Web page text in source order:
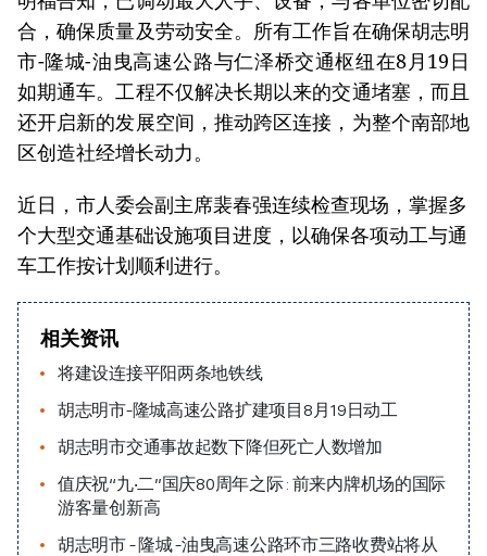
合，确保质量及劳动安全。所有工作旨在确保胡志明
市-隆城-油曳高速公路与仁泽桥交通枢纽在8月19日
如期通车。工程不仅解决长期以来的交通堵塞，而且
还开启新的发展空间，推动跨区连接，为整个南部地
区创造社经增长动力。
近日，市人委会副主席裴春强连续检查现场，掌握多
个大型交通基础设施项目进度，以确保各项动工与通
车工作按计划顺利进行。
相关资讯
将建设连接平阳两条地铁线
胡志明市-隆城高速公路扩建项目8月19日动工
胡志明市交通事故起数下降但死亡人数增加
值庆祝“九‧二”国庆80周年之际 : 前来内牌机场的国际
游客量创新高
胡志明市 - 隆城 -油曳高速公路环市三路收费站将从